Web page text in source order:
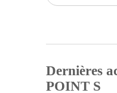
Dernières
POINT S